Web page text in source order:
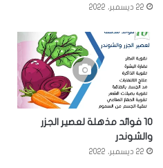
22 ديسمبر، 2022
10 فوائد مذهلة لعصير الجزر
والشوندر
22 ديسمبر، 2022